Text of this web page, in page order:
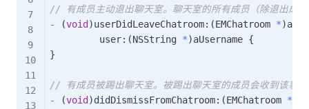
// 有成员主动退出聊天室。聊天室的所有成员（除退出成
-
(void )userDidLeaveChatroom: (EMChatroom *)
         user
: (NSString *)aUsername {
}
// 有成员被踢出聊天室。被踢出聊天室的成员会收到该事
-
(void )didDismissFromChatroom: (EMChatroom *